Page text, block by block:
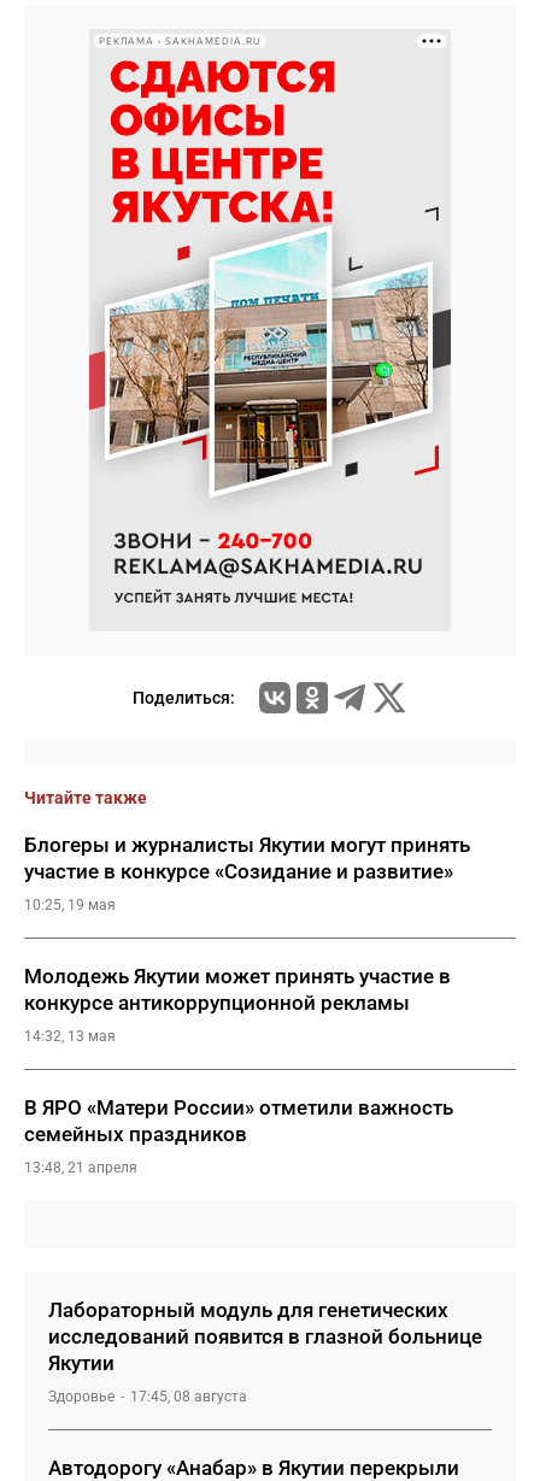
РЕКЛАМА • SAKHAMEDIA.RU
Поделиться:
Читайте также
Блогеры и журналисты Якутии могут принять
участие в конкурсе «Созидание и развитие»
10:25, 19 мая
Молодежь Якутии может принять участие в
конкурсе антикоррупционной рекламы
14:32, 13 мая
В ЯРО «Матери России» отметили важность
семейных праздников
13:48, 21 апреля
Лабораторный модуль для генетических
исследований появится в глазной больнице
Якутии
Здоровье 17:45, 08 августа
Автодорогу «Анабар» в Якутии перекрыли